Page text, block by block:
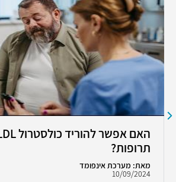
תרופות?
מאת: מערכת אינפומד
10/09/2024